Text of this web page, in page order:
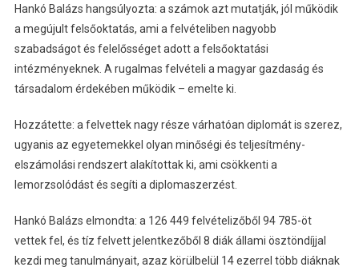
Hankó Balázs hangsúlyozta: a számok azt mutatják, jól működik
a megújult felsőoktatás, ami a felvételiben nagyobb
szabadságot és felelősséget adott a felsőoktatási
intézményeknek. A rugalmas felvételi a magyar gazdaság és
társadalom érdekében működik – emelte ki.
Hozzátette: a felvettek nagy része várhatóan diplomát is szerez,
ugyanis az egyetemekkel olyan minőségi és teljesítmény-
elszámolási rendszert alakítottak ki, ami csökkenti a
lemorzsolódást és segíti a diplomaszerzést.
Hankó Balázs elmondta: a 126 449 felvételizőből 94 785-öt
vettek fel, és tíz felvett jelentkezőből 8 diák állami ösztöndíjjal
kezdi meg tanulmányait, azaz körülbelül 14 ezerrel több diáknak